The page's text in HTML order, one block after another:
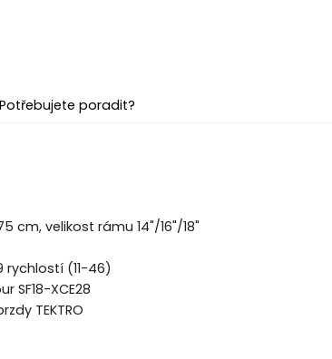
Potřebujete poradit?
cm, velikost rámu 14"/16"/18"
rychlostí (11-46)
SF18-XCE28
TEKTRO